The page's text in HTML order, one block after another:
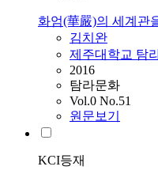
화엄(華嚴)의 세계관
김치완
제주대학교 탐
2016
탐라문화
Vol.0 No.51
원문보기
KCI등재